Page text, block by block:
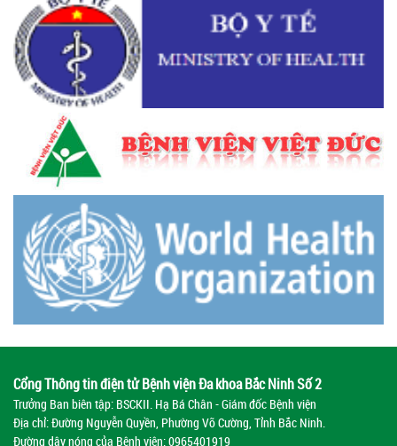
Cổng Thông tin điện tử Bệnh viện Đa khoa Bắc Ninh Số 2
Trưởng Ban biên tập: BSCKII. Hạ Bá Chân - Giám đốc Bệnh viện
Địa chỉ: Đường Nguyễn Quyền, Phường Võ Cường, Tỉnh Bắc Ninh.
Đường dây nóng của Bệnh viện:0965401919